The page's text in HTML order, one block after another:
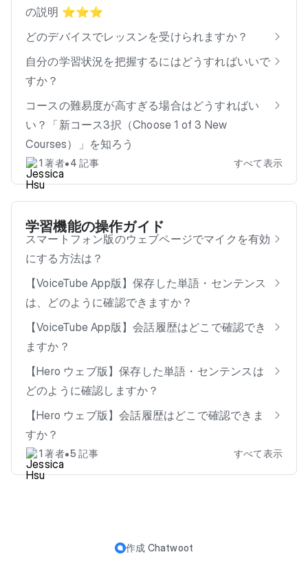
の説明 ⭐️⭐️⭐️
どのデバイスでレッスンを受けられますか？
自分の学習状況を把握するにはどうすればいいで
すか？
コースの難易度が高すぎる場合はどうすればい
い？「新コース3択（Choose 1 of 3 New
Courses）」を知ろう
1 著者•4 記事 すべて表示
学習機能の操作ガイド
スマートフォン版のウェブページでマイクを有効
にする方法は？
【VoiceTube App版】保存した単語・センテンス
は、どのように確認できますか？
【VoiceTube App版】会話履歴はどこで確認でき
ますか？
【Hero ウェブ版】保存した単語・センテンスは
どのように確認しますか？
【Hero ウェブ版】会話履歴はどこで確認できま
すか？
1 著者•5 記事 すべて表示
作成 Chatwoot